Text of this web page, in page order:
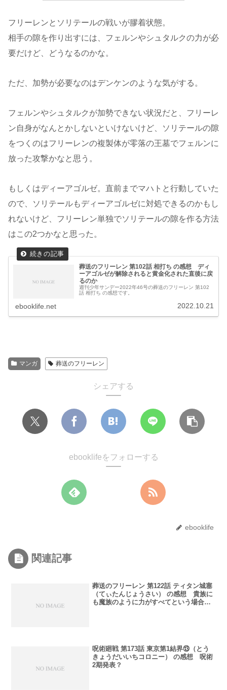
フリーレンとソリテールの戦いが膠着状態。
相手の隙を作り出すには、フェルンやシュタルクの力が必
要だけど、どうなるのかな。
ただ、加勢が必要なのはデンケンのような気がする。
フェルンやシュタルクが加勢できない状況だと、フリーレ
ン自身がなんとかしないといけないけど、ソリテールの隙
をつくのはフリーレンの複製体が零落の王墓でフェルンに
放った攻撃かなと思う。
もしくはディーアゴルゼ。直前までマハトと行動していた
ので、ソリテールもディーアゴルゼに対処できるのかもし
れないけど、フリーレン単独でソリテールの隙を作る方法
はこの2つかなと思った。
葬送のフリーレン 第102話 相打ち の感想 ディ
ーアゴルゼが解除されると黄金化された直後に戻
るのか
週刊少年サンデー2022年46号の葬送のフリーレン 第102
話 相打ち の感想です。
ebooklife.net 2022.10.21
マンガ 葬送のフリーレン
シェアする
ebooklifeをフォローする
ebooklife
関連記事
葬送のフリーレン 第122話 ティタン城塞
（てぃたんじょうさい） の感想 貴族に
も魔族のように力がすべてという場合が
呪術廻戦 第173話 東京第1結界⑬（とう
きょうだいいちコロニー） の感想 呪術
2期発表？